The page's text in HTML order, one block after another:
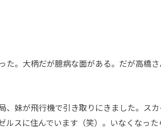
。大柄だが臆病な面がある。だが高橋
、妹が飛行機で引き取りにきました。ス
ルスに住んでいます（笑）。いなくなった